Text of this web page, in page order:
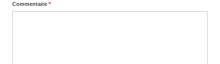
Commentaire *